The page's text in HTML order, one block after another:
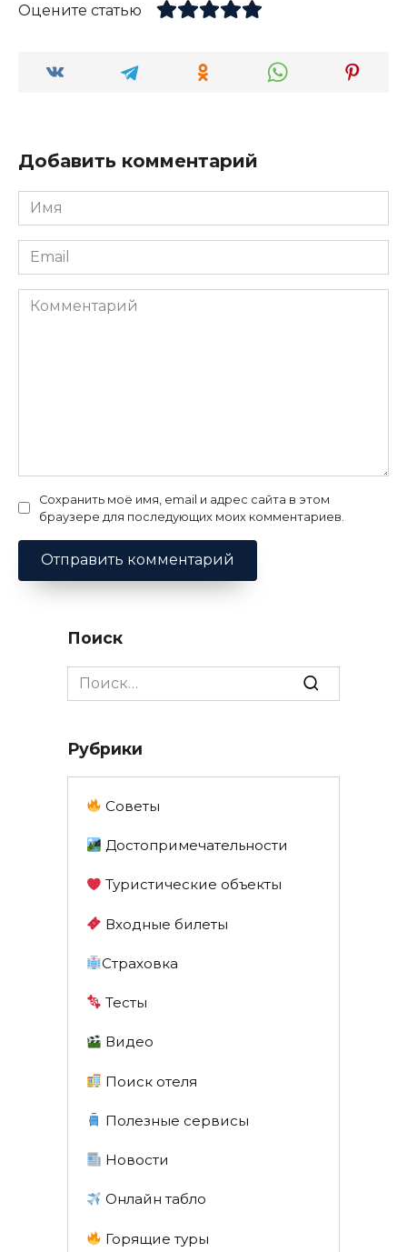
Оцените статью
Добавить комментарий
Имя
*
Email
*
Комментарий
Сохранить моё имя, email и адрес сайта в этом
браузере для последующих моих комментариев.
Поиск
Search
for:
Рубрики
Советы
Достопримечательности
Туристические объекты
Входные билеты
Страховка
Тесты
Видео
Поиск отеля
Полезные сервисы
Новости
Онлайн табло
Горящие туры